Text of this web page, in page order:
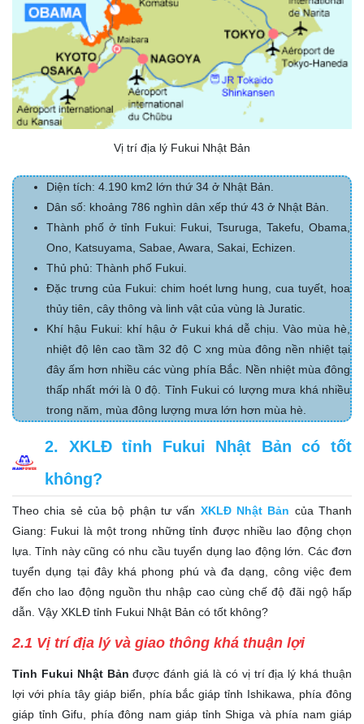
Vị trí địa lý Fukui Nhật Bản
Diện tích: 4.190 km2 lớn thứ 34 ở Nhật Bản.
Dân số: khoảng 786 nghìn dân xếp thứ 43 ở Nhật Bản.
Thành phố ở tỉnh Fukui: Fukui, Tsuruga, Takefu, Obama,
Ono, Katsuyama, Sabae, Awara, Sakai, Echizen.
Thủ phủ: Thành phố Fukui.
Đặc trưng của Fukui: chim hoét lưng hung, cua tuyết, hoa
thủy tiên, cây thông và linh vật của vùng là Juratic.
Khí hậu Fukui: khí hậu ở Fukui khá dễ chịu. Vào mùa hè,
nhiệt độ lên cao tầm 32 độ C xng mùa đông nền nhiệt tại
đây ấm hơn nhiều các vùng phía Bắc. Nền nhiệt mùa đông
thấp nhất mới là 0 độ. Tỉnh Fukui có lượng mưa khá nhiều
trong năm, mùa đông lượng mưa lớn hơn mùa hè.
2. XKLĐ tỉnh Fukui Nhật Bản có tốt
không?
Theo chia sẻ của bộ phận tư vấn XKLĐ Nhật Bản của Thanh
Giang: Fukui là một trong những tỉnh được nhiều lao động chọn
lựa. Tỉnh này cũng có nhu cầu tuyển dụng lao động lớn. Các đơn
tuyển dụng tại đây khá phong phú và đa dạng, công việc đem
đến cho lao động nguồn thu nhập cao cùng chế độ đãi ngộ hấp
dẫn. Vậy XKLĐ tỉnh Fukui Nhật Bản có tốt không?
2.1 Vị trí địa lý và giao thông khá thuận lợi
Tỉnh Fukui Nhật Bản được đánh giá là có vị trí địa lý khá thuận
lợi với phía tây giáp biển, phía bắc giáp tỉnh Ishikawa, phía đông
giáp tỉnh Gifu, phía đông nam giáp tỉnh Shiga và phía nam giáp